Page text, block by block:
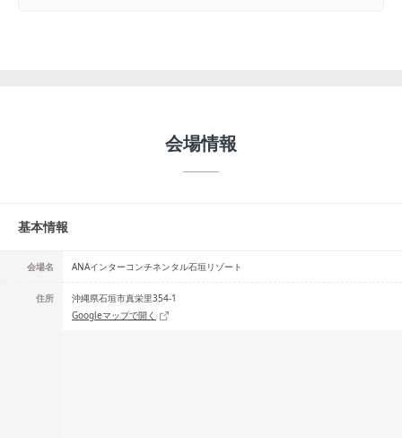
会場情報
基本情報
会場名 ANAインターコンチネンタル石垣リゾート
住所
沖縄県石垣市真栄里354-1
Googleマップで開く